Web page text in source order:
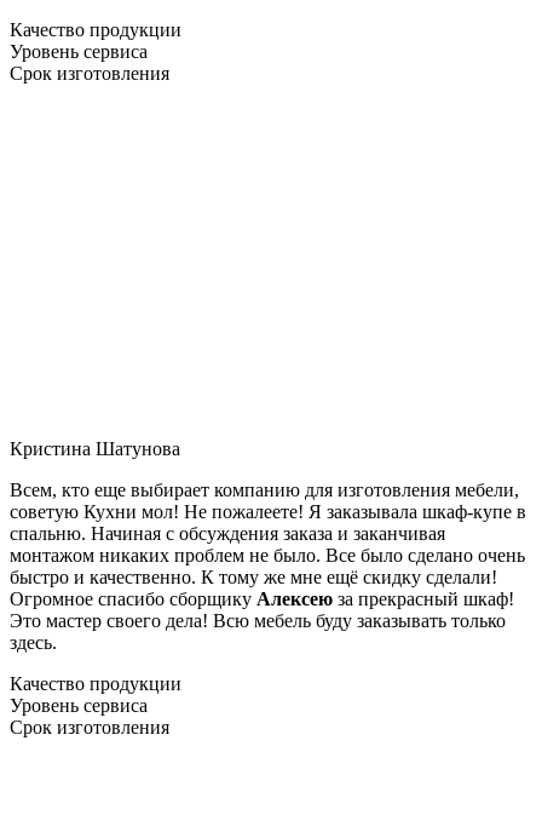
Качество продукции
Уровень сервиса
Срок изготовления
Кристина Шатунова
Всем, кто еще выбирает компанию для изготовления мебели,
советую Кухни мол! Не пожалеете! Я заказывала шкаф-купе в
спальню. Начиная с обсуждения заказа и заканчивая
монтажом никаких проблем не было. Все было сделано очень
быстро и качественно. К тому же мне ещё скидку сделали!
Огромное спасибо сборщику Алексею за прекрасный шкаф!
Это мастер своего дела! Всю мебель буду заказывать только
здесь.
Качество продукции
Уровень сервиса
Срок изготовления